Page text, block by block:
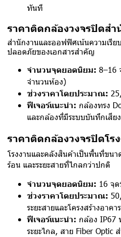
ทันที
ราคาติดกล้องวงจรปิดสำ
สำนักงานและออฟฟิศเน้นความเรี
ปลอดภัยของเอกสารสำคัญ
จำนวนจุดยอดนิยม: 8–16
จำนวนห้อง)
ช่วงราคาโดยประมาณ:
ฟีเจอร์แนะนำ: กล้องทรง
และกล้องที่มีระบบบันทึกเสีย
ราคาติดกล้องวงจรปิดโร
โรงงานและคลังสินค้าเป็นพื้นที่ขน
ร้อน และระยะสายที่ไกลกว่าปกติ
จำนวนจุดยอดนิยม: 16 จุ
ช่วงราคาโดยประมาณ:
ระยะสายและโครงสร้างอาคา
ฟีเจอร์แนะนำ: กล้อง IP67
ระยะไกล, สาย Fiber